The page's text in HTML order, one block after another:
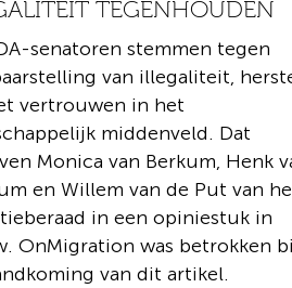
TEGENHOUDEN
senatoren stemmen tegen
van illegaliteit,
vertrouwen in het
middenveld. Dat
Monica van Berkum, Henk
en Willem van de Put van
in een opiniestuk in
OnMigration was betrokken
van dit artikel.